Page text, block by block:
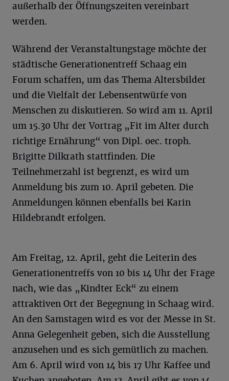
außerhalb der Öffnungszeiten vereinbart
werden.
Während der Veranstaltungstage möchte der
städtische Generationentreff Schaag ein
Forum schaffen, um das Thema Altersbilder
und die Vielfalt der Lebensentwürfe von
Menschen zu diskutieren. So wird am 11. April
um 15.30 Uhr der Vortrag „Fit im Alter durch
richtige Ernährung“ von Dipl. oec. troph.
Brigitte Dilkrath stattfinden. Die
Teilnehmerzahl ist begrenzt, es wird um
Anmeldung bis zum 10. April gebeten. Die
Anmeldungen können ebenfalls bei Karin
Hildebrandt erfolgen.
Am Freitag, 12. April, geht die Leiterin des
Generationentreffs von 10 bis 14 Uhr der Frage
nach, wie das „Kindter Eck“ zu einem
attraktiven Ort der Begegnung in Schaag wird.
An den Samstagen wird es vor der Messe in St.
Anna Gelegenheit geben, sich die Ausstellung
anzusehen und es sich gemütlich zu machen.
Am 6. April wird von 14 bis 17 Uhr Kaffee und